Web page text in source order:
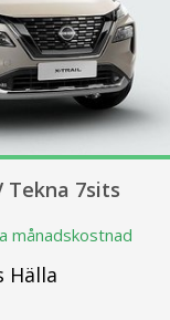
Tekna 7sits
månadskostnad
Hälla